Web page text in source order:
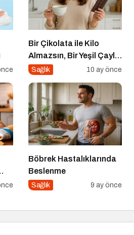
Bir Çikolata ile Kilo
Almazsın, Bir Yeşil Çayla
da Zayıflamazsın
Sağlık 10 ay önce
Böbrek Hastalıklarında
Beslenme
Sağlık 9 ay önce